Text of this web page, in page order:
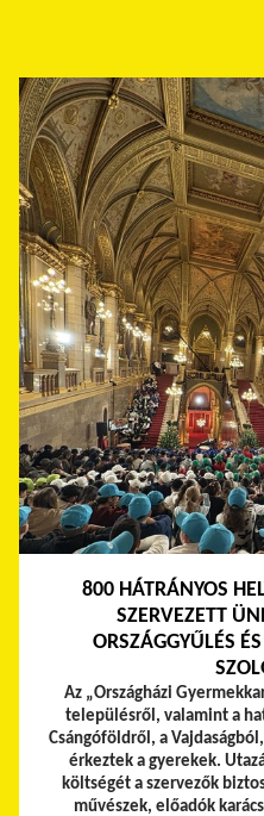
800 HÁTRÁNYOS
SZERVEZETT
ORSZÁGGYŰLÉS
Az „Országházi
településről, valamint a
Csángóföldről, a
érkeztek a gyerekek.
költségét a szervezők
művészek, előadók